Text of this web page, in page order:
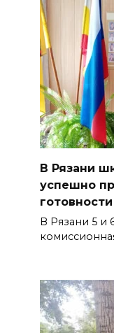
В Рязани
успешно
В Рязани 5 и